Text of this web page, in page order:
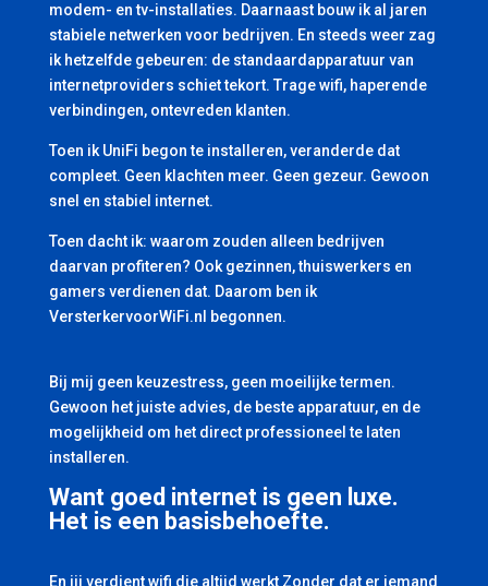
modem- en tv-installaties. Daarnaast bouw ik al jaren
stabiele netwerken voor bedrijven. En steeds weer zag
ik hetzelfde gebeuren: de standaardapparatuur van
internetproviders schiet tekort. Trage wifi, haperende
verbindingen, ontevreden klanten.
Toen ik UniFi begon te installeren, veranderde dat
compleet. Geen klachten meer. Geen gezeur. Gewoon
snel en stabiel internet.
Toen dacht ik: waarom zouden alleen bedrijven
daarvan profiteren? Ook gezinnen, thuiswerkers en
gamers verdienen dat. Daarom ben ik
VersterkervoorWiFi.nl begonnen.
Bij mij geen keuzestress, geen moeilijke termen.
Gewoon het juiste advies, de beste apparatuur, en de
mogelijkheid om het direct professioneel te laten
installeren.
Want goed internet is geen luxe.
Het is een basisbehoefte.
En jij verdient wifi die altijd werkt Zonder dat er iemand